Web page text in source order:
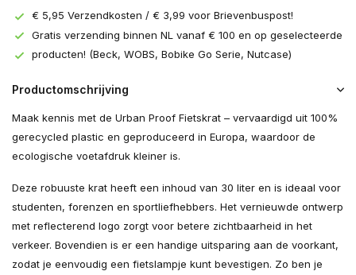
€ 5,95 Verzendkosten / € 3,99 voor Brievenbuspost!
Gratis verzending binnen NL vanaf € 100 en op geselecteerde
producten! (Beck, WOBS, Bobike Go Serie, Nutcase)
Productomschrijving
Maak kennis met de Urban Proof Fietskrat – vervaardigd uit 100%
gerecycled plastic en geproduceerd in Europa, waardoor de
ecologische voetafdruk kleiner is.
Deze robuuste krat heeft een inhoud van 30 liter en is ideaal voor
studenten, forenzen en sportliefhebbers. Het vernieuwde ontwerp
met reflecterend logo zorgt voor betere zichtbaarheid in het
verkeer. Bovendien is er een handige uitsparing aan de voorkant,
zodat je eenvoudig een fietslampje kunt bevestigen. Zo ben je